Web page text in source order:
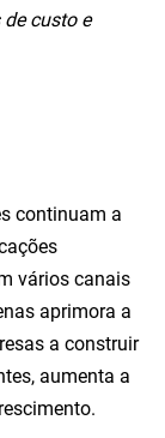
custo e
continuam a
vários canais
aprimora a
a construir
aumenta a